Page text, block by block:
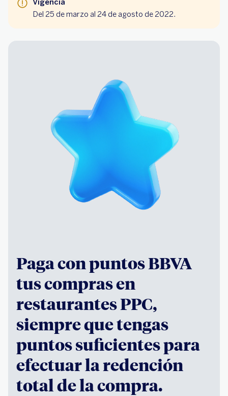
Vigencia
Del 25 de marzo al 24 de agosto de 2022.
Paga con puntos BBVA
tus compras en
restaurantes PPC,
siempre que tengas
puntos suficientes para
efectuar la redención
total de la compra.